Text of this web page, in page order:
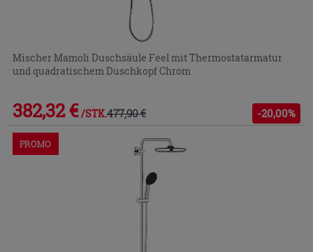
Mischer Mamoli Duschsäule Feel mit Thermostatarmatur
und quadratischem Duschkopf Chrom
382,32 € /STK.477,90 € -20,00%
PROMO